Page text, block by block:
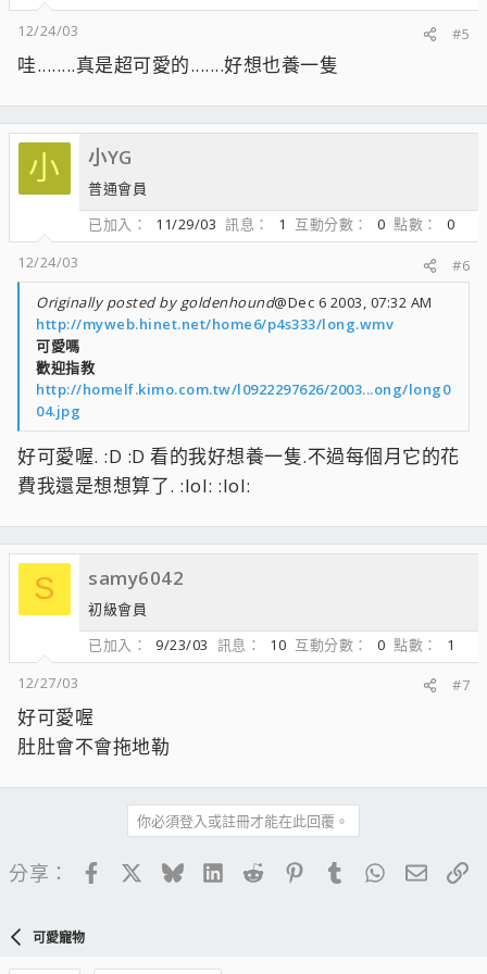
12/24/03
#5
哇........真是超可愛的.......好想也養一隻
小 小YG
普通會員
已加入
11/29/03 訊息 1 互動分數 0 點數
0
12/24/03
#6
Originally posted by goldenhound@Dec 6 2003, 07:32 AM
http://myweb.hinet.net/home6/p4s333/long.wmv
可愛嗎
歡迎指教
http://homelf.kimo.com.tw/l0922297626/2003...ong/long0
04.jpg
好可愛喔. :D :D 看的我好想養一隻.不過每個月它的花
費我還是想想算了. :lol: :lol:
S samy6042
初級會員
已加入
9/23/03 訊息 10 互動分數 0 點數
1
12/27/03
#7
好可愛喔
肚肚會不會拖地勒
你必須登入或註冊才能在此回覆。
分享： FacebookBlueskyLinkedIn
Reddit PinterestTumblrWhatsApp
電子
可愛寵物